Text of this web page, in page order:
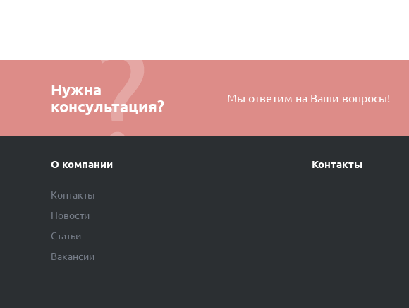
Нужна
консультация?
Мы ответим на Ваши вопросы!
О компании
Контакты
Новости
Статьи
Вакансии
Контакты